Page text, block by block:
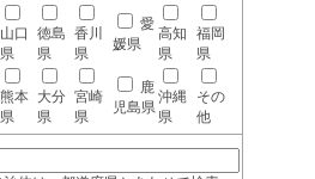
山口
県
徳島
県
香川
県
愛
媛県
高知
県
福岡
県
熊本
県
大分
県
宮崎
県
鹿
児島県
沖縄
県
その
他